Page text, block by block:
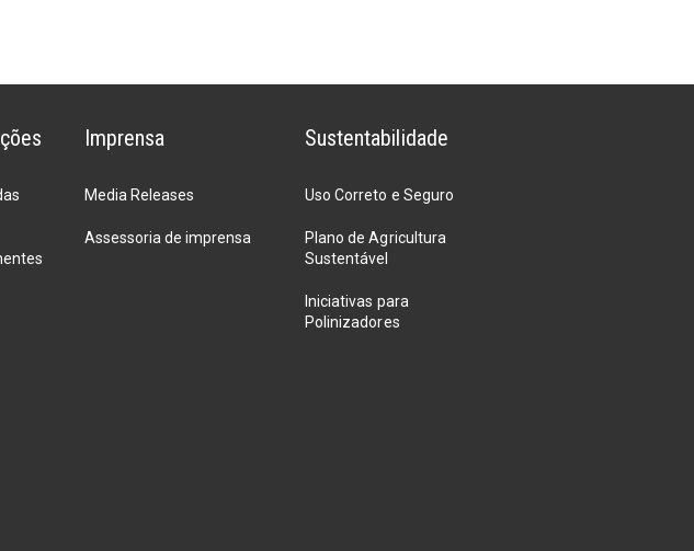
tempo
proteger
lavoura
doenças
Imprensa
Media Releases
Assessoria de imprensa
Sustentabilidade
Uso Correto e Seguro
Plano de Agricultura
Sustentável
Iniciativas para
Polinizadores